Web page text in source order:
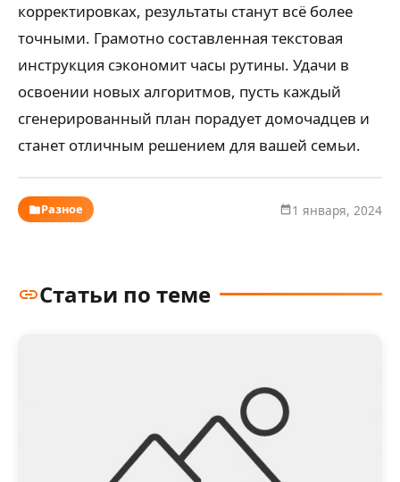
корректировках, результаты станут всё более
точными. Грамотно составленная текстовая
инструкция сэкономит часы рутины. Удачи в
освоении новых алгоритмов, пусть каждый
сгенерированный план порадует домочадцев и
станет отличным решением для вашей семьи.
Разное 1 января, 2024
Статьи по теме